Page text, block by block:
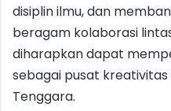
disiplin ilmu, dan
beragam kolaborasi
diharapkan dapat
sebagai pusat kreativitas
Tenggara.